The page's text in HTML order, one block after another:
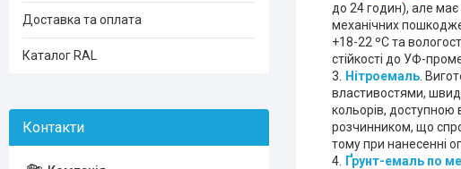
до 24 годин), але має
механічних
+18-22 ºС та
стійкості до УФ-
Нітроемаль .
властивостями,
кольорів, доступною
розчинником, що
тому при нанесенні
Ґрунт-емаль по
Доставка та оплата
Каталог RAL